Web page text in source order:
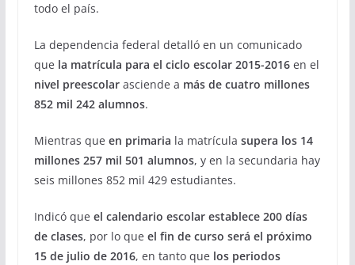
todo el país.
La dependencia federal detalló en un comunicado
que la matrícula para el ciclo escolar 2015-2016en el
nivel preescolarasciende a más de cuatro millones
852 mil 242 alumnos.
Mientras que en primaria la matrícula supera los 14
millones 257 mil 501 alumnos, y en la secundaria hay
seis millones 852 mil 429 estudiantes.
Indicó que el calendario escolar establece 200 días
de clases, por lo que el fin de curso será el próximo
15 de julio de 2016, en tanto que los periodos